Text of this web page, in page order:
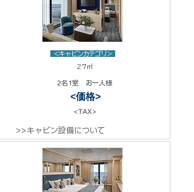
<キャビンカテゴリ>
27㎡
2名1室 お一人様
<価格>
<TAX>
>>キャビン設備について